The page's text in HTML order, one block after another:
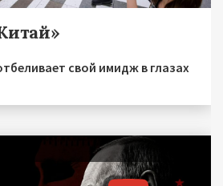
свой имидж в глазах